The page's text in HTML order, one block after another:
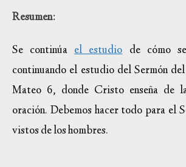
Resumen:
Se continúael estudiode cómo
continuando el estudio del Sermón
Mateo 6, donde Cristo enseña de
oración. Debemos hacer todo para el
vistos de los hombres.